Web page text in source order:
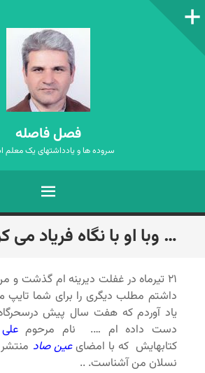
ستون‌کناری
فصل فاصله
سروده ها و یادداشتهای یک معلم
فهرست
رفتن
به
… وبا او با نگاه فریاد می
۲۱ تیرماه در غفلت دیرینه ام گذشت و
داشتم مطلب دیگری را برای شما تایپ
دست داده ام …. نام مرحومعلی
کتابهایش که با امضایعین صاد
نسلان من آشناست. ..